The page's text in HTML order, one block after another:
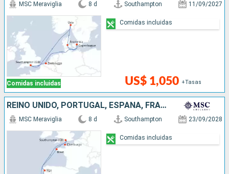
Comidas incluidas
MSC Meraviglia 8 d Southampton 11/09/2027
US$ 1,050 +Tasas
Comidas incluidas
REINO UNIDO, PORTUGAL, ESPAÑA, FRANCIA
MSC Meraviglia 8 d Southampton 23/09/2028
Comidas incluidas